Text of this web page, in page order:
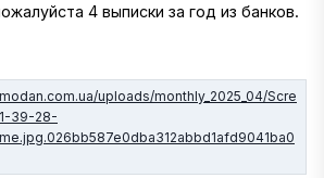
4 выписки за год из банков.